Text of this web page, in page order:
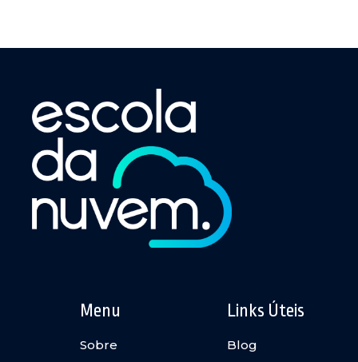
Menu
Sobre
Links Úteis
Blog